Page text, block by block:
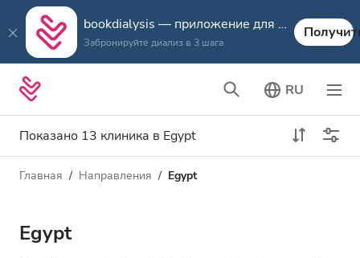
bookdialysis — приложение для путешествий
Забронируйте диализ в 3 шага
RU
Показано 13 клиника в Egypt
Тип диализа
Все виды диализа
Расстояние
Главная Направления Egypt
Egypt